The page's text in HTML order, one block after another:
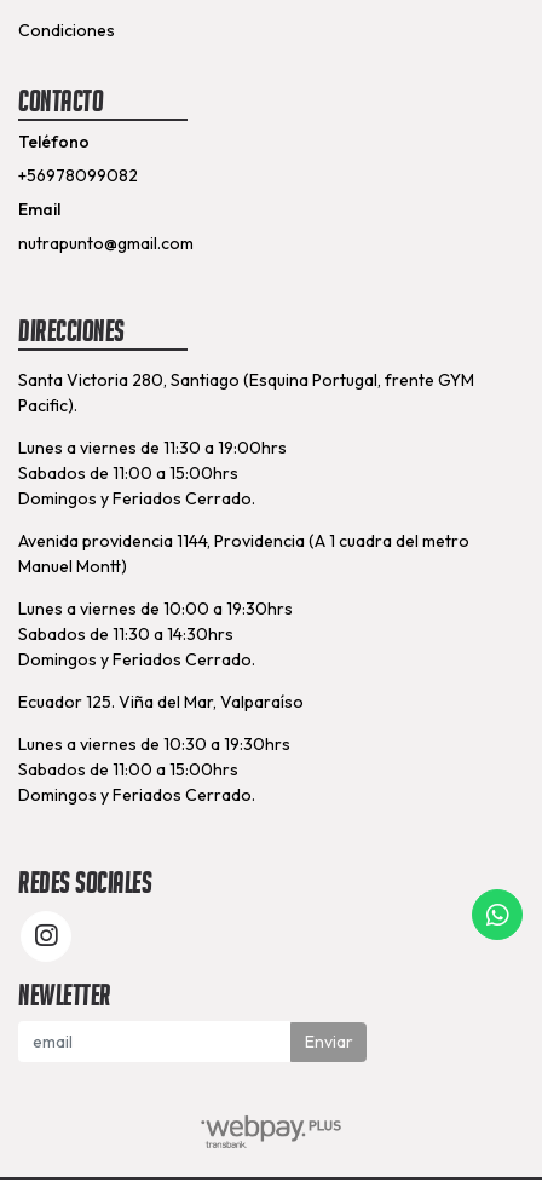
Condiciones
Contacto
Teléfono
+56978099082
Email
nutrapunto@gmail.com
Direcciones
Santa Victoria 280, Santiago (Esquina Portugal, frente GYM
Pacific).
Lunes a viernes de 11:30 a 19:00hrs
Sabados de 11:00 a 15:00hrs
Domingos y Feriados Cerrado.
Avenida providencia 1144, Providencia (A 1 cuadra del metro
Manuel Montt)
Lunes a viernes de 10:00 a 19:30hrs
Sabados de 11:30 a 14:30hrs
Domingos y Feriados Cerrado.
Ecuador 125. Viña del Mar, Valparaíso
Lunes a viernes de 10:30 a 19:30hrs
Sabados de 11:00 a 15:00hrs
Domingos y Feriados Cerrado.
Redes Sociales
Newletter
Enviar